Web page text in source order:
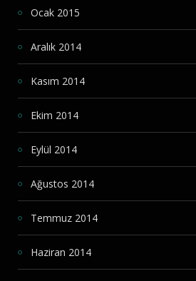
Ocak 2015
Aralık 2014
Kasım 2014
Ekim 2014
Eylül 2014
Ağustos 2014
Temmuz 2014
Haziran 2014